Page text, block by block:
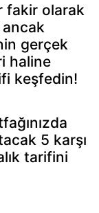
fakir olarak
gerçek
haline
keşfedin!
5 karşı
tarifini